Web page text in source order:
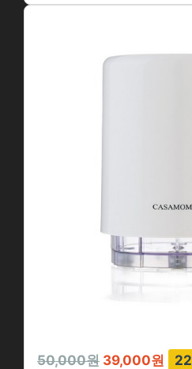
50,000원 39,000원